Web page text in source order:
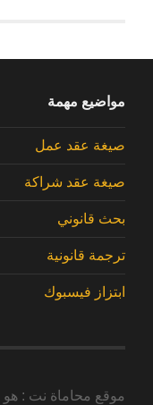
مواضيع مهمة
صيغة عقد عمل
صيغة عقد شراكة
بحث قانوني
ترجمة قانونية
ابتزاز فيسبوك
موقع محاماة نت :